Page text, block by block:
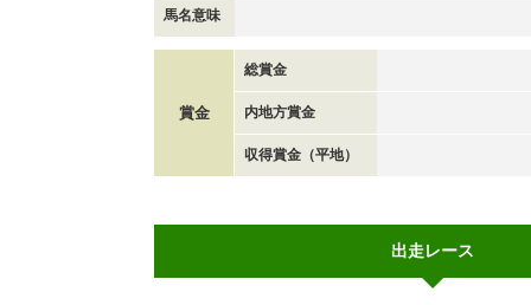
馬名意味
賞金
総賞金
内地方賞金
収得賞金（平地）
出走レース